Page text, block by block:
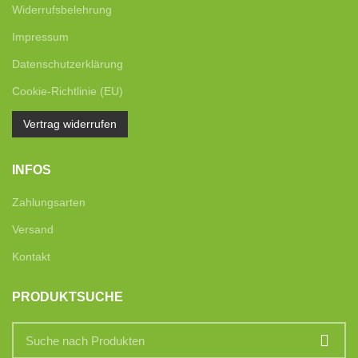
Widerrufsbelehrung
Impressum
Datenschutzerklärung
Cookie-Richtlinie (EU)
Vertrag widerrufen
INFOS
Zahlungsarten
Versand
Kontakt
PRODUKTSUCHE